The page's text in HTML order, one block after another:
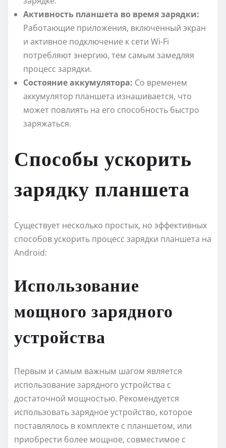
Активность планшета во время зарядки:
Работающие приложения, включенный экран
и активное подключение к сети Wi-Fi
потребляют энергию, тем самым замедляя
процесс зарядки.
Состояние аккумулятора: Со временем
аккумулятор планшета изнашивается, что
может повлиять на его способность быстро
заряжаться.
Способы ускорить
зарядку планшета
Существует несколько простых, но эффективных
способов ускорить процесс зарядки планшета на
Android:
Использование
мощного зарядного
устройства
Первым и самым важным шагом является
использование зарядного устройства с
достаточной мощностью. Рекомендуется
использовать зарядное устройство, которое
поставлялось в комплекте с планшетом, или
приобрести более мощное, совместимое с